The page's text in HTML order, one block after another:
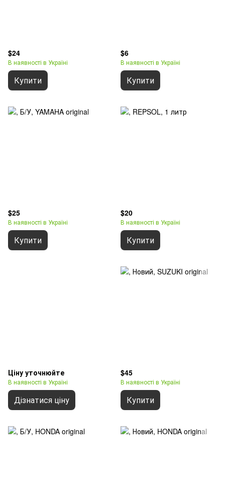
$24
В наявності в Україні
Купити
$6
В наявності в Україні
Купити
$25
В наявності в Україні
Купити
$20
В наявності в Україні
Купити
Ціну уточнюйте
В наявності в Україні
Дізнатися ціну
$45
В наявності в Україні
Купити